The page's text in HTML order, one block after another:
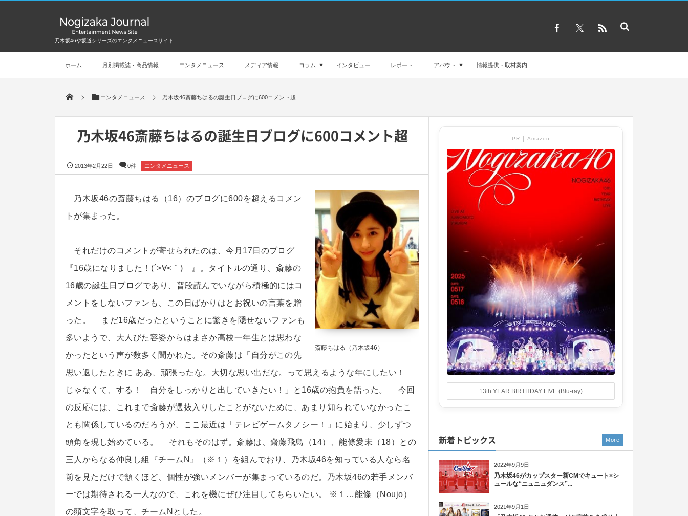
乃木坂46や坂道シリーズのエンタメニュースサイト
ホーム 月別掲載誌・商品情報 エンタメニュース メディア情報 コラム インタビュー レポート アバウト 情報提供・取材案内
エンタメニュース 乃木坂46斎藤ちはるの誕生日ブログに600コメント超
乃木坂46斎藤ちはるの誕生日ブログに600コメント超
2013年2月22日 0件 エンタメニュース
斎藤ちはる（乃木坂46）
乃木坂46の斎藤ちはる（16）のブログに600を超えるコメン
トが集まった。
それだけのコメントが寄せられたのは、今月17日のブログ
『16歳になりました！(´>∀<｀)ゝ』。タイトルの通り、斎藤の
16歳の誕生日ブログであり、普段読んでいながら積極的にはコ
メントをしないファンも、この日ばかりはとお祝いの言葉を贈
った。 まだ16歳だったということに驚きを隠せないファンも
多いようで、大人びた容姿からはまさか高校一年生とは思わな
かったという声が数多く聞かれた。その斎藤は「自分がこの先
思い返したときに ああ、頑張ったな。大切な思い出だな。って思えるような年にしたい！
じゃなくて、する！ 自分をしっかりと出していきたい！」と16歳の抱負を語った。 今回
の反応には、これまで斎藤が選抜入りしたことがないために、あまり知られていなかったこ
とも関係しているのだろうが、ここ最近は「テレビゲームタノシー！」に始まり、少しずつ
頭角を現し始めている。 それもそのはず。斎藤は、齋藤飛鳥（14）、能條愛未（18）との
三人からなる仲良し組『チームN』（※１）を組んでおり、乃木坂46を知っている人なら名
前を見ただけで頷くほど、個性が強いメンバーが集まっているのだ。乃木坂46の若手メンバ
ーでは期待される一人なので、これを機にぜひ注目してもらいたい。 ※１…能條（Noujo）
の頭文字を取って、チームNとした。
PR │ Amazon
13th YEAR BIRTHDAY LIVE (Blu-ray)
新着トピックス
2022年9月9日
乃木坂46がカップスター新CMでキュート×シ
ュールな“ニュニュダンス”...
2021年9月1日
More